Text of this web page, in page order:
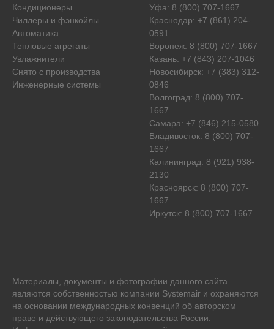
Кондиционеры
Чиллеры и фэнкойлы
Автоматика
Тепловые агрегаты
Увлажнители
Снято с производства
Инженерные системы
Уфа: 8 (800) 707-1667
Краснодар: +7 (861) 204-
0591
Воронеж: 8 (800) 707-1667
Казань: +7 (843) 207-1046
Новосибирск: +7 (383) 312-
0846
Волгоград: 8 (800) 707-
1667
Самара: +7 (846) 215-0580
Владивосток: 8 (800) 707-
1667
Калининград: 8 (921) 938-
2130
Красноярск: 8 (800) 707-
1667
Иркутск: 8 (800) 707-1667
Материалы, документы и фотографии данного сайта
являются собственностью компании Systemair и охраняются
на основании международных конвенций об авторском
праве и действующего законодательства России.